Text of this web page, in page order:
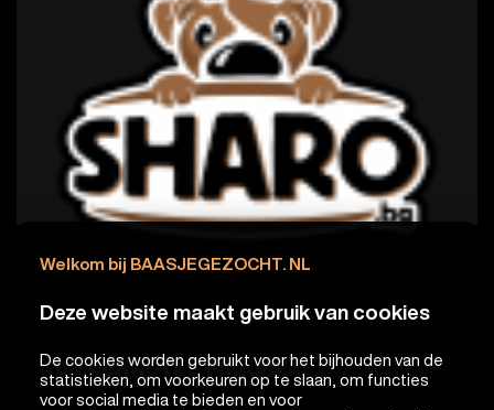
Welkom bij BAASJEGEZOCHT. NL
Deze website maakt gebruik van cookies
De cookies worden gebruikt voor het bijhouden van de
statistieken, om voorkeuren op te slaan, om functies
voor social media te bieden en voor
DIERENHOTEL PANDORA